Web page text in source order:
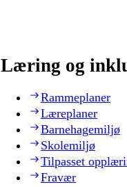
Læring og
Rammeplaner
Læreplaner
Barnehagemiljø
Skolemiljø
Tilpasset
Fravær